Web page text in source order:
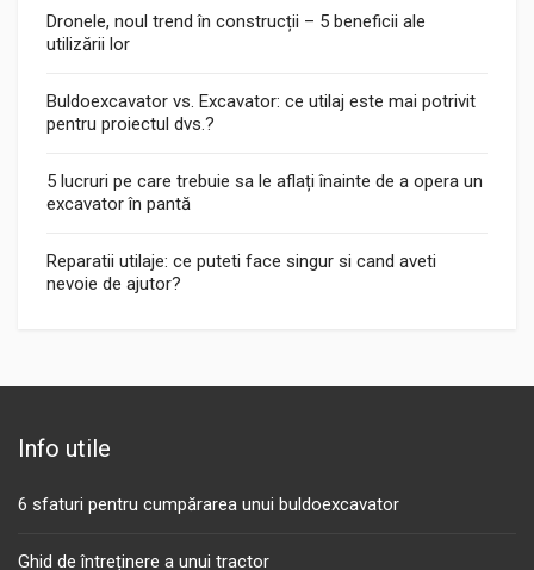
Dronele, noul trend în construcții – 5 beneficii ale
utilizării lor
Buldoexcavator vs. Excavator: ce utilaj este mai potrivit
pentru proiectul dvs.?
5 lucruri pe care trebuie sa le aflați înainte de a opera un
excavator în pantă
Reparatii utilaje: ce puteti face singur si cand aveti
nevoie de ajutor?
Info utile
6 sfaturi pentru cumpărarea unui buldoexcavator
Ghid de întreținere a unui tractor